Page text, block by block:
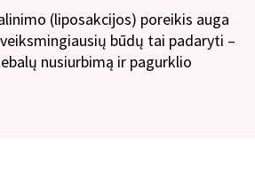
(liposakcijos) poreikis auga
būdų tai padaryti –
nusiurbimą ir pagurklio